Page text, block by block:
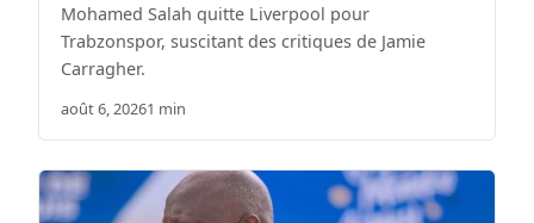
Mohamed Salah quitte Liverpool pour
Trabzonspor, suscitant des critiques de Jamie
Carragher.
août 6, 20261 min